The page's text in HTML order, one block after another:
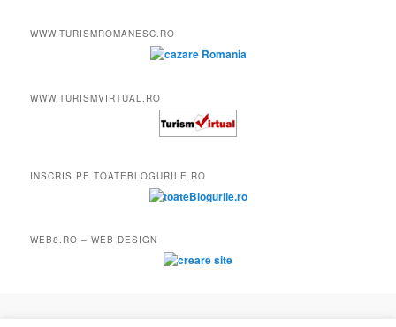
WWW.TURISMROMANESC.RO
WWW.TURISMVIRTUAL.RO
INSCRIS PE TOATEBLOGURILE.RO
WEB8.RO – WEB DESIGN